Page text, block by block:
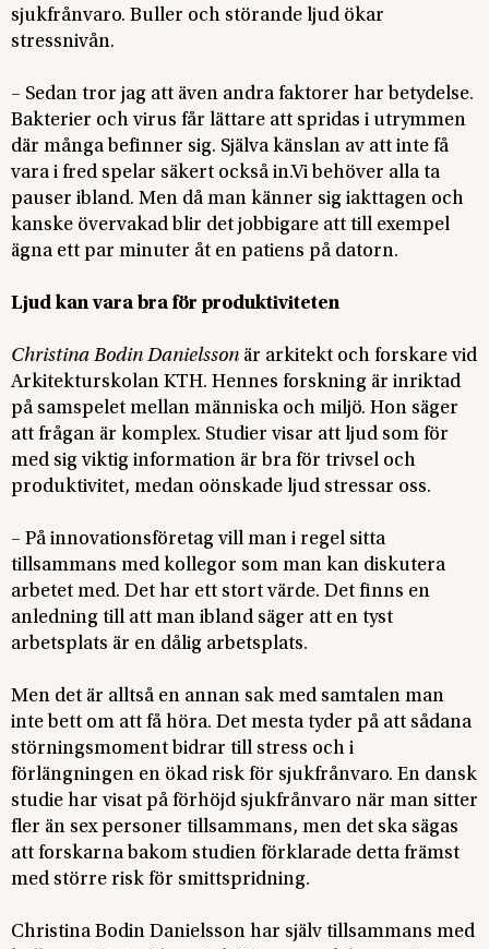
sjukfrånvaro. Buller och störande ljud ökar
stressnivån.
– Sedan tror jag att även andra faktorer har betydelse.
Bakterier och virus får lättare att spridas i utrymmen
där många befinner sig. Själva känslan av att inte få
vara i fred spelar säkert också in.Vi behöver alla ta
pauser ibland. Men då man känner sig iakttagen och
kanske övervakad blir det jobbigare att till exempel
ägna ett par minuter åt en patiens på datorn.
Ljud kan vara bra för produktiviteten
Christina Bodin Danielsson är arkitekt och forskare vid
Arkitekturskolan KTH. Hennes forskning är inriktad
på samspelet mellan människa och miljö. Hon säger
att frågan är komplex. Studier visar att ljud som för
med sig viktig information är bra för trivsel och
produktivitet, medan oönskade ljud stressar oss.
– På innovationsföretag vill man i regel sitta
tillsammans med kollegor som man kan diskutera
arbetet med. Det har ett stort värde. Det finns en
anledning till att man ibland säger att en tyst
arbetsplats är en dålig arbetsplats.
Men det är alltså en annan sak med samtalen man
inte bett om att få höra. Det mesta tyder på att sådana
störningsmoment bidrar till stress och i
förlängningen en ökad risk för sjukfrånvaro. En dansk
studie har visat på förhöjd sjukfrånvaro när man sitter
fler än sex personer tillsammans, men det ska sägas
att forskarna bakom studien förklarade detta främst
med större risk för smittspridning.
Christina Bodin Danielsson har själv tillsammans med